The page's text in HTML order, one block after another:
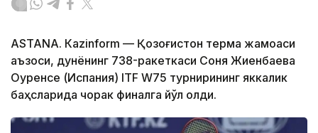
ASTANА. Кazinform — Қозоғистон терма жамоаси
аъзоси, дунёнинг 738-ракеткаси Соня Жиенбаева
Оуренсе (Испания) ITF W75 турнирининг яккалик
баҳсларида чорак финалга йўл олди.